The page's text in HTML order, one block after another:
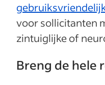
voor sollicitanten
zintuiglijke of
Breng de hele